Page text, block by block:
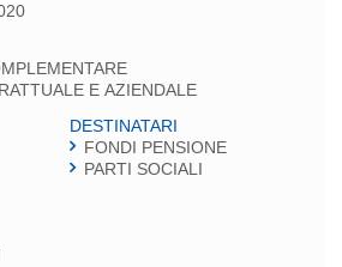
E AZIENDALE
DESTINATARI
FONDI PENSIONE
PARTI SOCIALI